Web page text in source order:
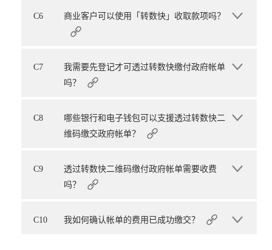
C6 商业客户可以使用「转数快」收取款项吗？
C7
我需要先登记才可透过转数快缴付政府帐单
吗？
C8
哪些银行和电子钱包可以支援透过转数快二
维码缴交政府帐单？
C9
透过转数快二维码缴付政府帐单需要收费
吗？
C10 我如何确认帐单的费用已成功缴交？